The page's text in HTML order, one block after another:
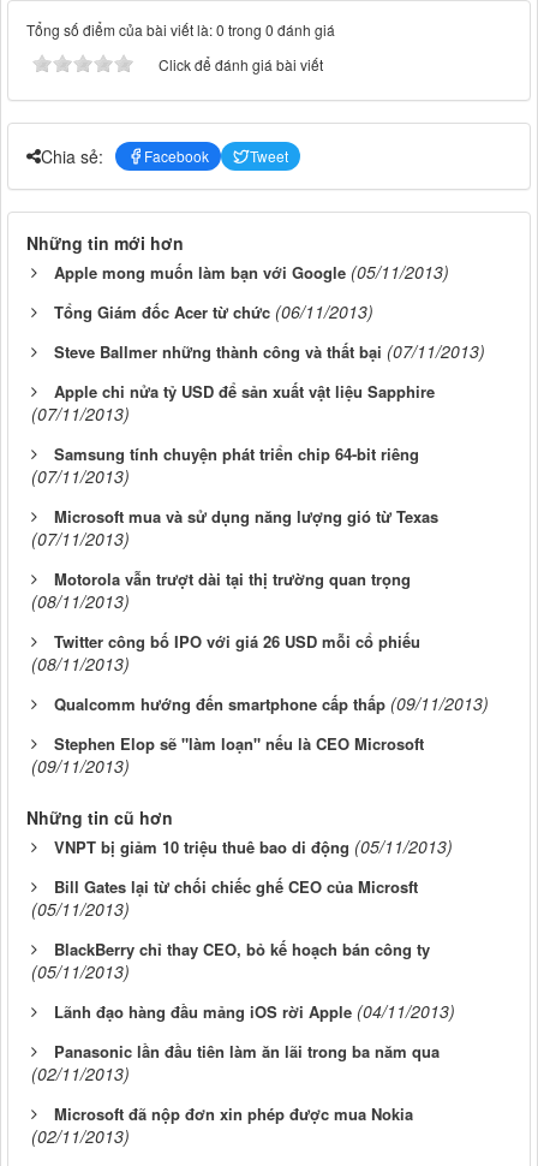
Tổng số điểm của bài viết là: 0 trong 0 đánh giá
Click để đánh giá bài viết
Chia sẻ: Facebook Tweet
Những tin mới hơn
Apple mong muốn làm bạn với Google (05/11/2013)
Tổng Giám đốc Acer từ chức (06/11/2013)
Steve Ballmer những thành công và thất bại (07/11/2013)
Apple chi nửa tỷ USD để sản xuất vật liệu Sapphire
(07/11/2013)
Samsung tính chuyện phát triển chip 64-bit riêng
(07/11/2013)
Microsoft mua và sử dụng năng lượng gió từ Texas
(07/11/2013)
Motorola vẫn trượt dài tại thị trường quan trọng
(08/11/2013)
Twitter công bố IPO với giá 26 USD mỗi cổ phiếu
(08/11/2013)
Qualcomm hướng đến smartphone cấp thấp (09/11/2013)
Stephen Elop sẽ "làm loạn" nếu là CEO Microsoft
(09/11/2013)
Những tin cũ hơn
VNPT bị giảm 10 triệu thuê bao di động (05/11/2013)
Bill Gates lại từ chối chiếc ghế CEO của Microsft
(05/11/2013)
BlackBerry chỉ thay CEO, bỏ kế hoạch bán công ty
(05/11/2013)
Lãnh đạo hàng đầu mảng iOS rời Apple (04/11/2013)
Panasonic lần đầu tiên làm ăn lãi trong ba năm qua
(02/11/2013)
Microsoft đã nộp đơn xin phép được mua Nokia
(02/11/2013)